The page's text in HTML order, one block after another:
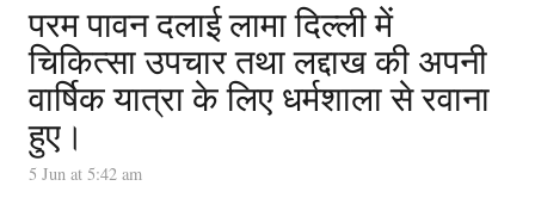
परम पावन दलाई लामा दिल्ली में
चिकित्सा उपचार तथा लद्दाख की अपनी
वार्षिक यात्रा के लिए धर्मशाला से रवाना
हुए।
5 Jun at 5:42 am